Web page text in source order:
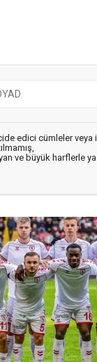
edici cümleler veya
ve büyük harflerle